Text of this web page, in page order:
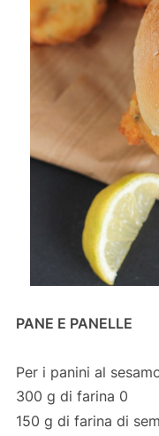
PANE E PANELLE
Per i panini al
300 g di farina 0
150 g di farina di